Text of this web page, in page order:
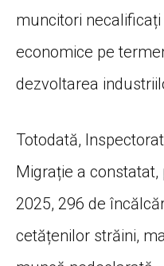
muncitori
economice pe
dezvoltarea
Totodată,
Migrație a
2025, 296 de
cetățenilor străini,